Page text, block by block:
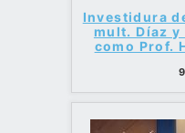
Investidura
mult. Díaz
como Prof.